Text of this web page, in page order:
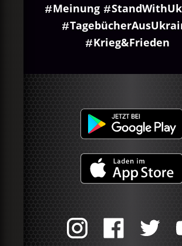
Meinung
Krieg&Frieden